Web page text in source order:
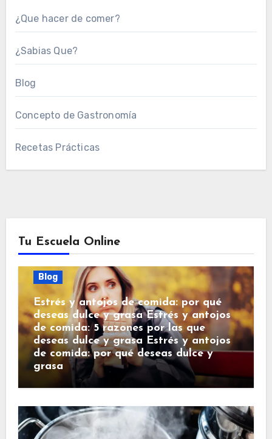
¿Que hacer de comer?
¿Sabias Que?
Blog
Concepto de Gastronomía
Recetas Prácticas
Tu Escuela Online
Blog
Estrés y antojos de comida: por qué
deseas dulce y grasa Estrés y antojos
de comida: 5 razones por las que
deseas dulce y grasa Estrés y antojos
de comida: por qué deseas dulce y
grasa